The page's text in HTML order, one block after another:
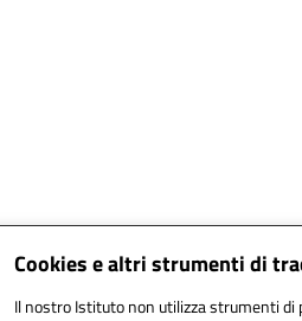
Cookies e altri strumenti di
Il nostro Istituto non utilizza strumenti di